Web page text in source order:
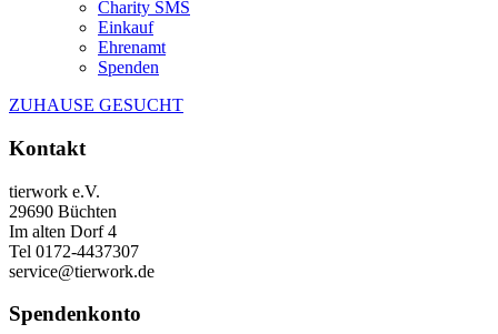
Charity SMS
Einkauf
Ehrenamt
Spenden
ZUHAUSE GESUCHT
Kontakt
tierwork e.V.
29690 Büchten
Im alten Dorf 4
Tel 0172-4437307
service@tierwork.de
Spendenkonto